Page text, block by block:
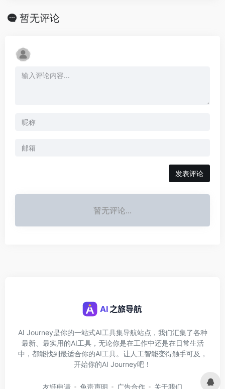
暂无评论
发表评论
暂无评论...
AI Journey是你的一站式AI工具集导航站点，我们汇集了各种
最新、最实用的AI工具，无论你是在工作中还是在日常生活
中，都能找到最适合你的AI工具。让人工智能变得触手可及，
开始你的AI Journey吧！
友链申请 免责声明 广告合作 关于我们